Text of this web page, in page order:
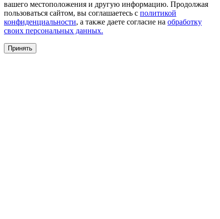
вашего местоположения и другую информацию. Продолжая
пользоваться сайтом, вы соглашаетесь с политикой
конфиденциальности, а также даете согласие на обработку
своих персональных данных.
Принять